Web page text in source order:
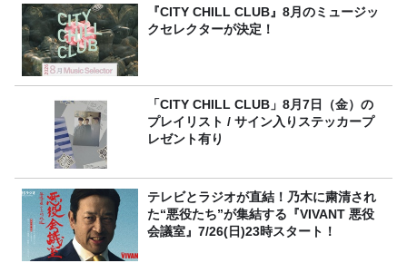
『CITY CHILL CLUB』8月のミュージッ
クセレクターが決定！
「CITY CHILL CLUB」8月7日（金）の
プレイリスト / サイン入りステッカープ
レゼント有り
テレビとラジオが直結！乃木に粛清され
た“悪役たち”が集結する『VIVANT 悪役
会議室』7/26(日)23時スタート！